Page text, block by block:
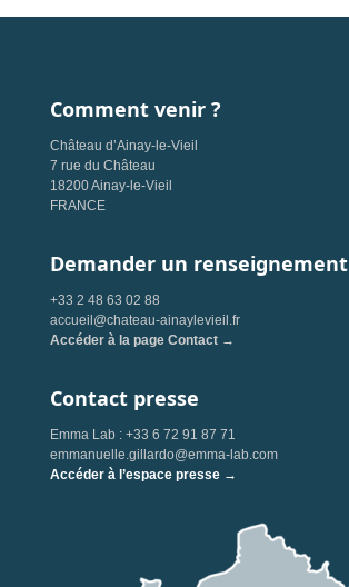
Comment venir ?
Château d’Ainay-le-Vieil
7 rue du Château
18200 Ainay-le-Vieil
FRANCE
Demander un renseignement
+33 2 48 63 02 88
accueil@chateau-ainaylevieil.fr
Accéder à la page Contact →
Contact presse
Emma Lab : +33 6 72 91 87 71
emmanuelle.gillardo@emma-lab.com
Accéder à l’espace presse →